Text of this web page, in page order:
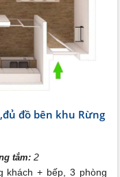
đồ bên khu Rừng
tắm: 2
khách + bếp, 3 phòng